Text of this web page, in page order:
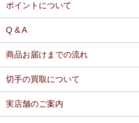
ポイントについて
Q & A
商品お届けまでの流れ
切手の買取について
実店舗のご案内